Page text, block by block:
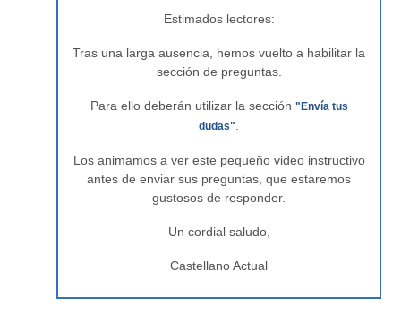
Estimados lectores:
Tras una larga ausencia, hemos vuelto a habilitar la
sección de preguntas.
Para ello deberán utilizar la sección "Envía tus
dudas".
Los animamos a ver este pequeño video instructivo
antes de enviar sus preguntas, que estaremos
gustosos de responder.
Un cordial saludo,
Castellano Actual